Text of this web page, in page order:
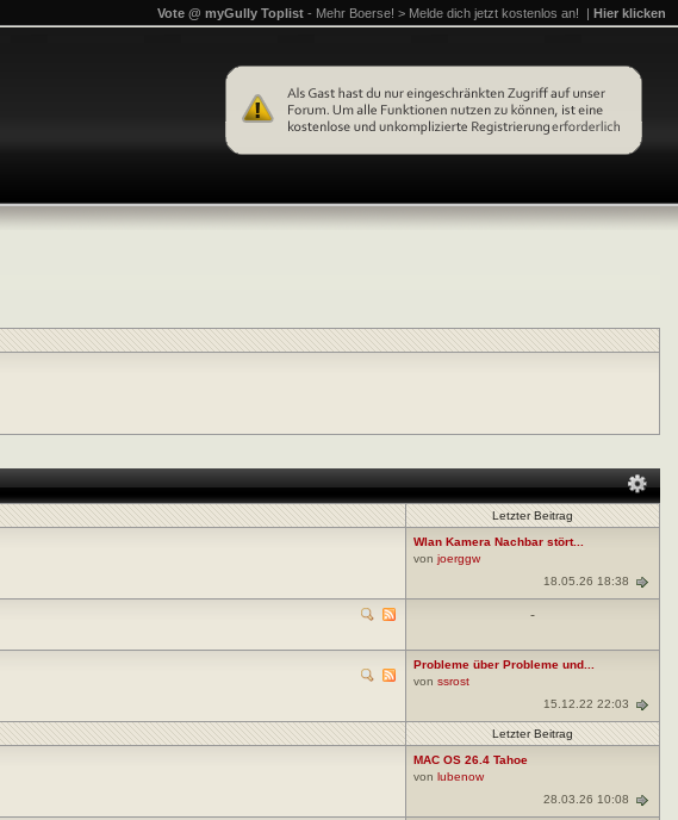
Vote @ myGully Toplist - Mehr Boerse! > Melde dich jetzt kostenlos an! | Hier klicken
Letzter Beitrag
Wlan Kamera Nachbar stört...
von joerggw
18.05.26 18:38
-
Probleme über Probleme und...
von ssrost
15.12.22 22:03
Letzter Beitrag
MAC OS 26.4 Tahoe
von lubenow
28.03.26 10:08